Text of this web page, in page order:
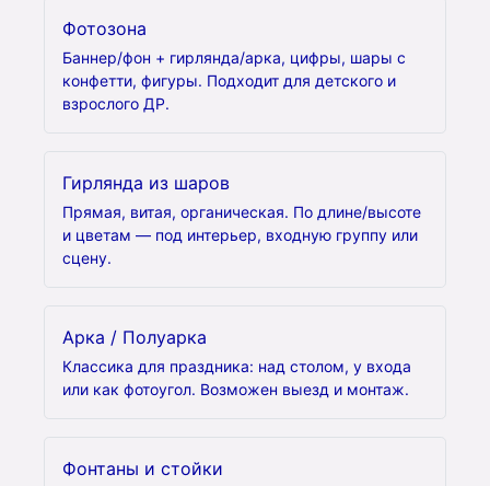
Фотозона
Баннер/фон + гирлянда/арка, цифры, шары с
конфетти, фигуры. Подходит для детского и
взрослого ДР.
Гирлянда из шаров
Прямая, витая, органическая. По длине/высоте
и цветам — под интерьер, входную группу или
сцену.
Арка / Полуарка
Классика для праздника: над столом, у входа
или как фотоугол. Возможен выезд и монтаж.
Фонтаны и стойки